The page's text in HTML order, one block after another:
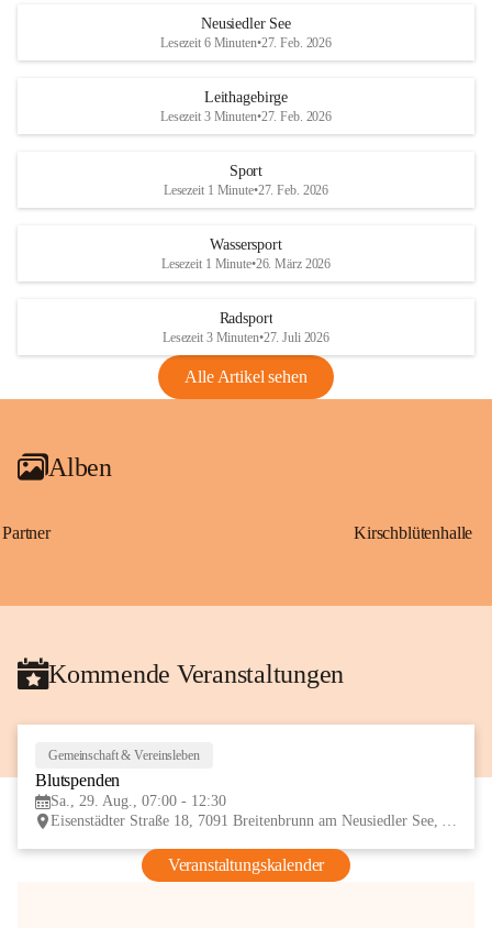
S
und den daraus folgenden wirtschaftlichen
Maßnahmen zur Bekämpfung
Rebe und der Amerikanischen
Anhang VBl. EU Nr. 18
1 Seite•1,4 MB
VBl. EU Nr. 18_2026
r
S
Neusiedler See
Lesezeit 6 Minuten•27. Feb. 2026
Leithagebirge
Lesezeit 3 Minuten•27. Feb. 2026
Sport
Lesezeit 1 Minute•27. Feb. 2026
Wassersport
Lesezeit 1 Minute•26. März 2026
Radsport
Lesezeit 3 Minuten•27. Juli 2026
Alle Artikel sehen
Alben
Partner Kirschblütenhalle
Kommende Veranstaltungen
Gemeinschaft & Vereinsleben
Blutspenden
Sa., 29. Aug., 07:00 - 12:30
Eisenstädter Straße 18, 7091 Breitenbrunn am Neusiedler See, AUT
Veranstaltungskalender